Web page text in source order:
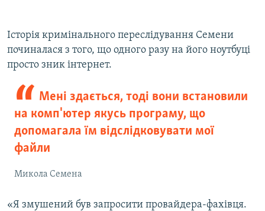
Історія кримінального переслідування Семени
починалася з того, що одного разу на його ноутбуці
просто зник інтернет.
Мені здається, тоді вони встановили
на комп'ютер якусь програму, що
допомагала їм відслідковувати мої
файли
Микола Семена
«Я змушений був запросити провайдера-фахівця.